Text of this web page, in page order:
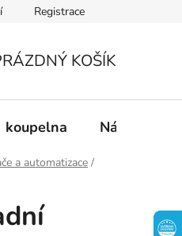
KontaktyRegistrace
KOŠÍK
koupelna Nádobí
a automatizace /